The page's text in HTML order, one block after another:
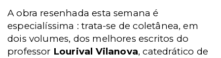
A obra resenhada esta semana é
especialíssima : trata-se de coletânea, em
dois volumes, dos melhores escritos do
professor Lourival Vilanova, catedrático de